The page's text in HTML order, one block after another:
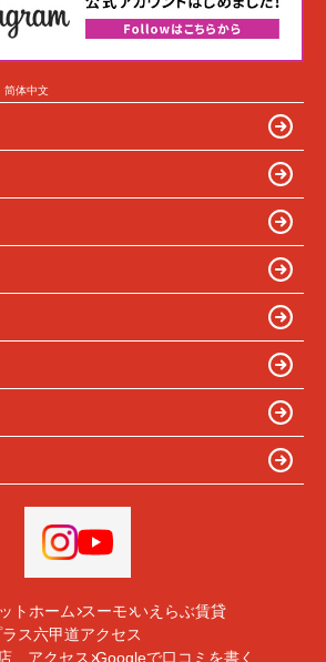
简体中文
トホーム スーモ いえらぶ賃貸
ス六甲道アクセス
アクセス Googleで口コミを書く